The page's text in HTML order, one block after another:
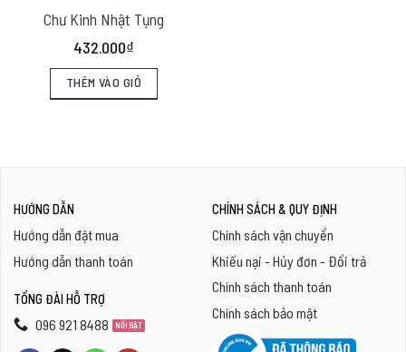
Chư Kinh Nhật Tụng
432.000₫
THÊM VÀO GIỎ
HƯỚNG DẪN
Hướng dẫn đặt mua
Hướng dẫn thanh toán
TỔNG ĐÀI HỖ TRỢ
096 921 8488
CHÍNH SÁCH & QUY ĐỊNH
Chính sách vận chuyển
Khiếu nại - Hủy đơn - Đổi trả
Chính sách thanh toán
Chính sách bảo mật